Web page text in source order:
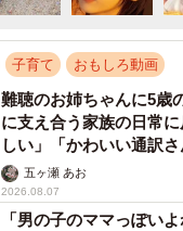
子育て おもしろ動画
難聴のお姉ちゃんに5
に支え合う家族の日常
しい」「かわいい通訳さ
五ヶ瀬 あお
2026.08.07
「男の子のママっぽい